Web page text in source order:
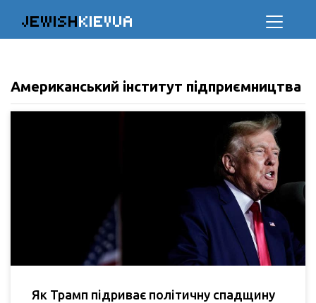
JEWISHKIEVUA
Американський інститут підприємництва
Як Трамп підриває політичну спадщину